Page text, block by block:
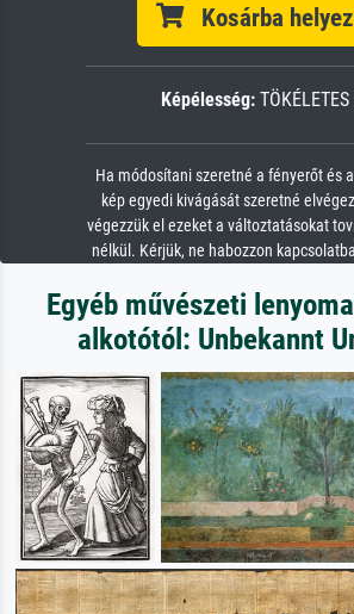
Kosárba
Képélesség: TÖKÉLETES
Ha módosítani szeretné a fényerőt és
kép egyedi kivágását szeretné
végezzük el ezeket a változtatásokat
nélkül. Kérjük, ne habozzon
Egyéb művészeti
alkotótól: Unbekannt